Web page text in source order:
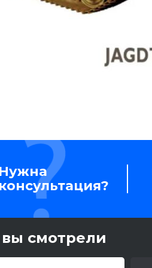
Нужна
консультация?
смотрели